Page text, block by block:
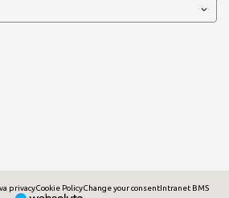
privacyCookie PolicyChange your consentIntranet BMS